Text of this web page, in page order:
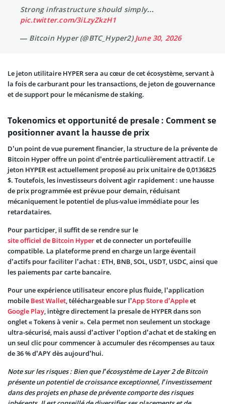
Strong infrastructure should simply…
pic.twitter.com/3iLzyZkzH1
— Bitcoin Hyper (@BTC_Hyper2)June 30, 2026
Le jeton utilitaire HYPER sera au cœur de cet écosystème, servant à
la fois de carburant pour les transactions, de jeton de gouvernance
et de support pour le mécanisme de staking.
Tokenomics et opportunité de presale : Comment se
positionner avant la hausse de prix
D’un point de vue purement financier, la structure de la prévente de
Bitcoin Hyper offre un point d’entrée particulièrement attractif. Le
jeton HYPER est actuellement proposé au prix unitaire de 0,0136825
$. Toutefois, les investisseurs doivent agir rapidement : une hausse
de prix programmée est prévue pour demain, réduisant
mécaniquement le potentiel de plus-value immédiate pour les
retardataires.
Pour participer, il suffit de se rendre sur le
site officiel de Bitcoin Hyperet de connecter un portefeuille
compatible. La plateforme prend en charge un large éventail
d’actifs pour faciliter l’achat : ETH, BNB, SOL, USDT, USDC, ainsi que
les paiements par carte bancaire.
Pour une expérience utilisateur encore plus fluide, l’application
mobile Best Wallet, téléchargeable sur l’App Store d’Appleet
Google Play, intègre directement la presale de HYPER dans son
onglet « Tokens à venir ». Cela permet non seulement un stockage
ultra-sécurisé, mais aussi d’activer l’option d’achat et de staking en
un seul clic pour commencer à accumuler des récompenses au taux
de 36 % d’APY dès aujourd’hui.
Note sur les risques : Bien que l’écosystème de Layer 2 de Bitcoin
présente un potentiel de croissance exceptionnel, l’investissement
dans des projets en phase de prévente comporte des risques